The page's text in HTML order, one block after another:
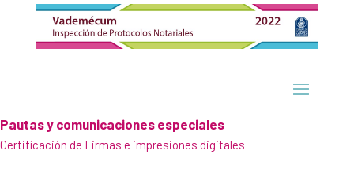
Pautas y comunicaciones especiales
Certificación de Firmas e impresiones digitales